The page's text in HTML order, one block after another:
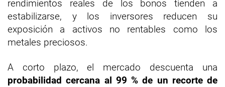
rendimientos reales de los bonos tienden a
estabilizarse, y los inversores reducen su
exposición a activos no rentables como los
metales preciosos.
A corto plazo, el mercado descuenta una
probabilidad cercana al 99 % de un recorte de